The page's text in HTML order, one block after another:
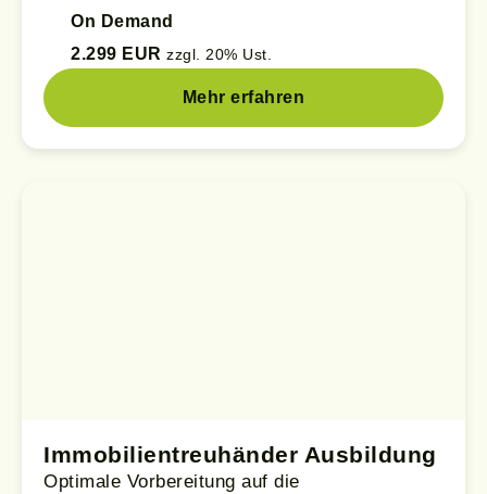
On Demand
2.299 EUR zzgl. 20% Ust.
Mehr erfahren
Immobilientreuhänder Ausbildung
Optimale Vorbereitung auf die